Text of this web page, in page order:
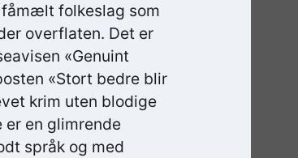
folkeslag som
overflaten. Det er
«Genuint
«Stort bedre blir
krim uten blodige
er en glimrende
språk og med